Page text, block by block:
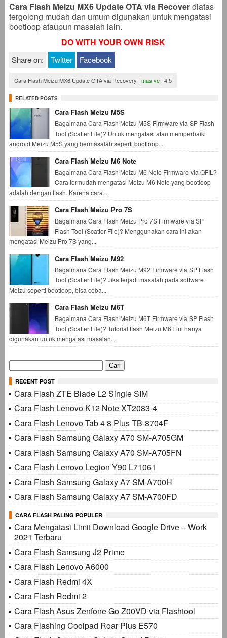
Cara Flash Meizu MX6 Update OTA via Recoverdiatas
tergolong mudah dan umum digunakan untuk mengatasi
bootloop ataupun masalah lain.
DO WITH YOUR OWN RISK
Share on: Twitter Facebook
Cara Flash Meizu MX6 Update OTA via Recovery | mas ve | 4.5
RELATED POSTS
Cara Flash Meizu M5S
Bagaimana Cara Flash Meizu M5S Firmware via SP Flash
Tool (Scatter File)? Untuk mengatasi atau memperbaiki
android Meizu M5S yang bermasalah seperti bootloop...
Cara Flash Meizu M6 Note
Bagaimana Cara Flash Meizu M6 Note Firmware via QFIL?
Cara termudah mengatasi Meizu M6 Note yang bootloop
adalah dengan flash. Karena cara...
Cara Flash Meizu Pro 7S
Bagaimana Cara Flash Meizu Pro 7S Firmware via SP
Flash Tool (Scatter File)? Menggunakan cara ini akan
mengatasi Meizu Pro 7S yang...
Cara Flash Meizu M92
Bagaimana Cara Flash Meizu M92 Firmware via SP Flash
Tool (Scatter File)? Jika terjadi masalah pada software
Meizu seperti bootloop, bisa coba...
Cara Flash Meizu M6T
Bagaimana Cara Flash Meizu M6T Firmware via SP Flash
Tool (Scatter File)? Tutorial flash Meizu M6T ini hanya
digunakan untuk mengatasi masalah...
Cari
untuk:
RECENT POST
Cara Flash ZTE Blade L2 Single SIM
Cara Flash Lenovo K12 Note XT2083-4
Cara Flash Lenovo Tab 4 8 Plus TB-8704F
Cara Flash Samsung Galaxy A70 SM-A705GM
Cara Flash Samsung Galaxy A70 SM-A705FN
Cara Flash Lenovo Legion Y90 L71061
Cara Flash Samsung Galaxy A7 SM-A700H
Cara Flash Samsung Galaxy A7 SM-A700FD
CARA FLASH PALING POPULER
Cara Mengatasi Limit Download Google Drive – Work
2021 Terbaru
Cara Flash Samsung J2 Prime
Cara Flash Lenovo A6000
Cara Flash Redmi 4X
Cara Flash Redmi 2
Cara Flash Asus Zenfone Go Z00VD via Flashtool
Cara Flashing Coolpad Roar Plus E570